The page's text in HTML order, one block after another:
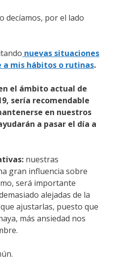
decíamos, por el lado
nuevas situaciones
a mis hábitos o rutinas.
el ámbito actual de
sería recomendable
en nuestros
a pasar el día a
nuestras
gran influencia sobre
será importante
alejadas de la
ajustarlas, puesto que
más ansiedad nos